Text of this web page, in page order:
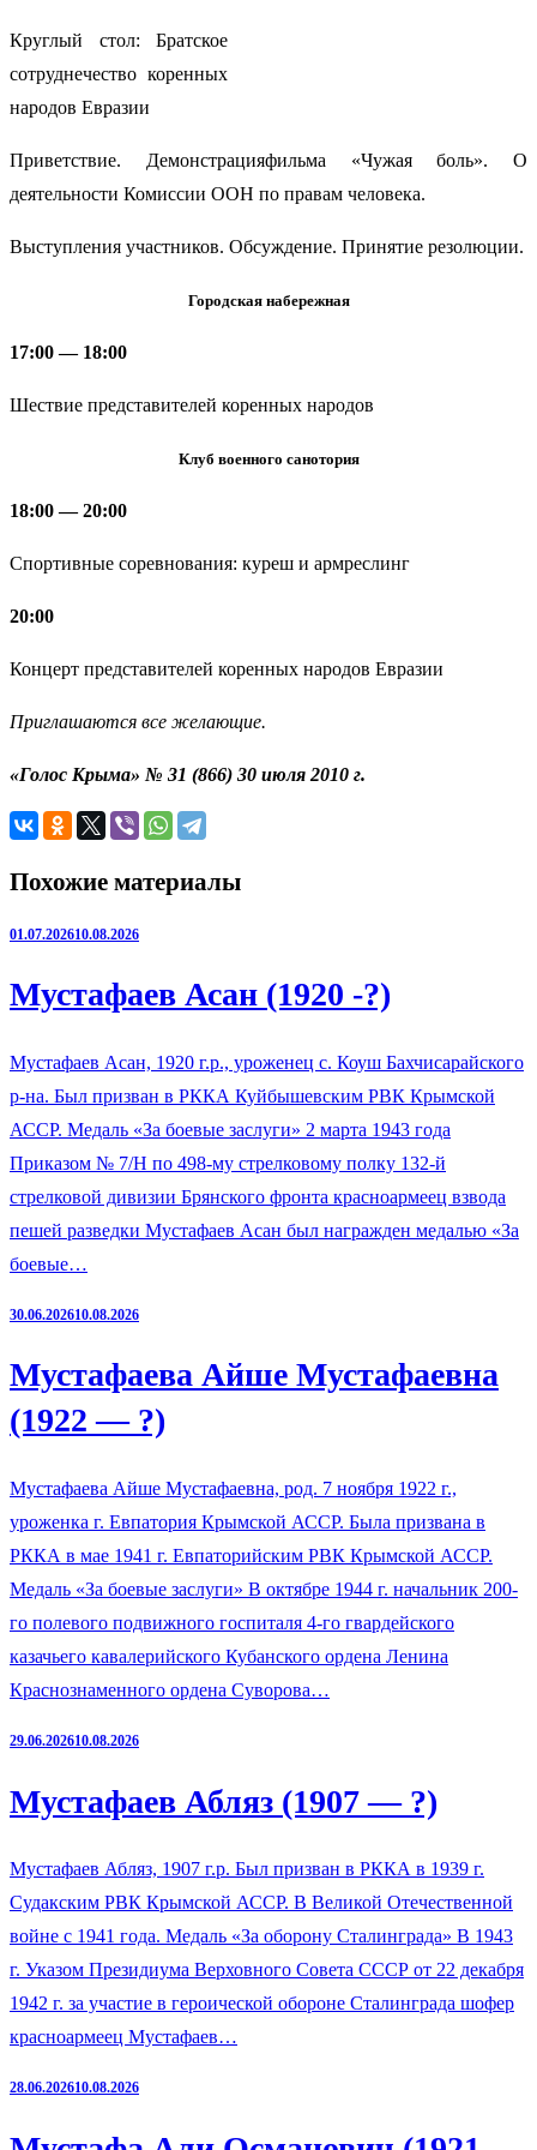
Круглый стол: Братское
сотруднечество коренных
народов Евразии
Приветствие. Демонстрацияфильма «Чужая боль». О
деятельности Комиссии ООН по правам человека.
Выступления участников. Обсуждение. Принятие резолюции.
Городская набережная
17:00 — 18:00
Шествие представителей коренных народов
Клуб военного санотория
18:00 — 20:00
Спортивные соревнования: куреш и армреслинг
20:00
Концерт представителей коренных народов Евразии
Приглашаются все желающие.
«Голос Крыма» № 31 (866) 30 июля 2010 г.
Похожие материалы
01.07.202610.08.2026
Мустафаев Асан (1920 -?)
Мустафаев Асан, 1920 г.р., уроженец с. Коуш Бахчисарайского
р-на. Был призван в РККА Куйбышевским РВК Крымской
АССР. Медаль «За боевые заслуги» 2 марта 1943 года
Приказом № 7/Н по 498-му стрелковому полку 132-й
стрелковой дивизии Брянского фронта красноармеец взвода
пешей разведки Мустафаев Асан был награжден медалью «За
боевые…
30.06.202610.08.2026
Мустафаева Айше Мустафаевна
(1922 — ?)
Мустафаева Айше Мустафаевна, род. 7 ноября 1922 г.,
уроженка г. Евпатория Крымской АССР. Была призвана в
РККА в мае 1941 г. Евпаторийским РВК Крымской АССР.
Медаль «За боевые заслуги» В октябре 1944 г. начальник 200-
го полевого подвижного госпиталя 4-го гвардейского
казачьего кавалерийского Кубанского ордена Ленина
Краснознаменного ордена Суворова…
29.06.202610.08.2026
Мустафаев Абляз (1907 — ?)
Мустафаев Абляз, 1907 г.р. Был призван в РККА в 1939 г.
Судакским РВК Крымской АССР. В Великой Отечественной
войне с 1941 года. Медаль «За оборону Сталинграда» В 1943
г. Указом Президиума Верховного Совета СССР от 22 декабря
1942 г. за участие в героической обороне Сталинграда шофер
красноармеец Мустафаев…
28.06.202610.08.2026